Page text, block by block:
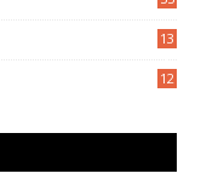
13
12